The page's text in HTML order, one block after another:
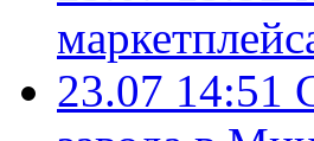
23.07 14:51